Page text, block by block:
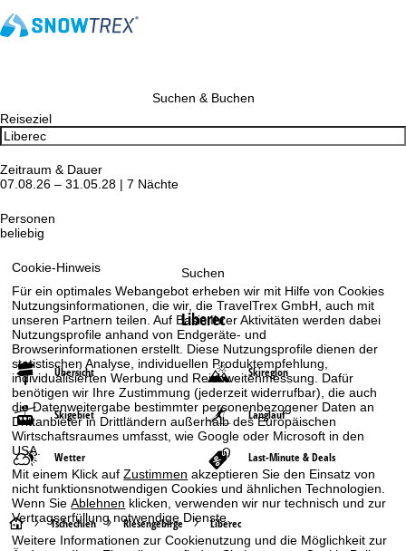
Cookie-Hinweis
Für ein optimales Webangebot erheben wir mit Hilfe von Cookies
Nutzungsinformationen, die wir, die TravelTrex GmbH, auch mit
unseren Partnern teilen. Auf Basis Ihrer Aktivitäten werden dabei
Nutzungsprofile anhand von Endgeräte- und
Browserinformationen erstellt. Diese Nutzungsprofile dienen der
statistischen Analyse, individuellen Produktempfehlung,
individualisierten Werbung und Reichweitenmessung. Dafür
benötigen wir Ihre Zustimmung (jederzeit widerrufbar), die auch
die Datenweitergabe bestimmter personenbezogener Daten an
Drittanbieter in Drittländern außerhalb des Europäischen
Wirtschaftsraumes umfasst, wie Google oder Microsoft in den
USA.
Mit einem Klick aufZustimmen akzeptieren Sie den Einsatz von
nicht funktionsnotwendigen Cookies und ähnlichen Technologien.
Wenn SieAblehnen klicken, verwenden wir nur technisch und zur
Vertragserfüllung notwendige Dienste.
Weitere Informationen zur Cookienutzung und die Möglichkeit zur
Suchen & Buchen
Reiseziel
Zeitraum & Dauer
07.08.26 – 31.05.28 | 7 Nächte
Personen
beliebig
Suchen
Liberec
Übersicht Skiregion
Skigebiet Langlauf
Wetter Last-Minute & Deals
S Tschechien Riesengebirge Liberec